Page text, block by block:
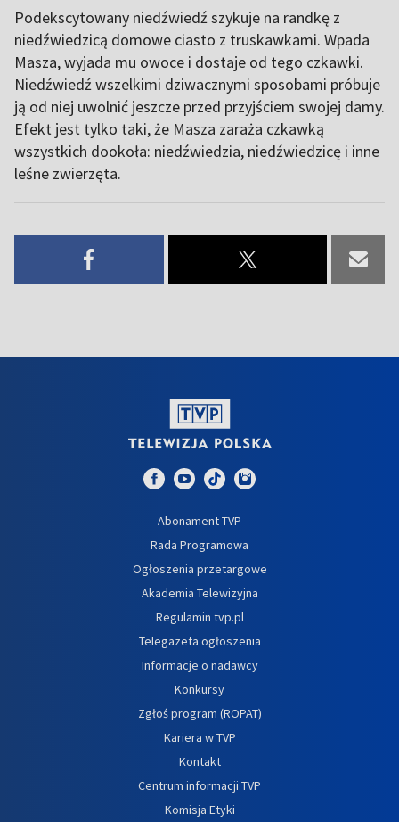
Podekscytowany niedźwiedź szykuje na randkę z
niedźwiedzicą domowe ciasto z truskawkami. Wpada
Masza, wyjada mu owoce i dostaje od tego czkawki.
Niedźwiedź wszelkimi dziwacznymi sposobami próbuje
ją od niej uwolnić jeszcze przed przyjściem swojej damy.
Efekt jest tylko taki, że Masza zaraża czkawką
wszystkich dookoła: niedźwiedzia, niedźwiedzicę i inne
leśne zwierzęta.
Abonament TVP
Rada Programowa
Ogłoszenia przetargowe
Akademia Telewizyjna
Regulamin tvp.pl
Telegazeta ogłoszenia
Informacje o nadawcy
Konkursy
Zgłoś program (ROPAT)
Kariera w TVP
Kontakt
Centrum informacji TVP
Komisja Etyki